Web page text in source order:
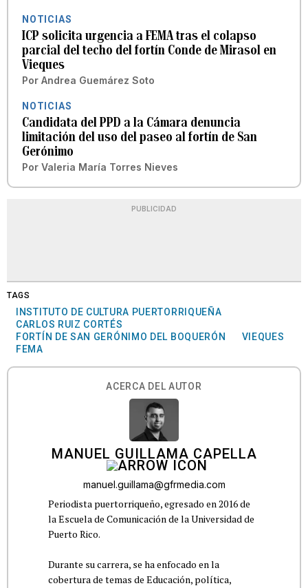
NOTICIAS
ICP solicita urgencia a FEMA tras el colapso
parcial del techo del fortín Conde de Mirasol en
Vieques
Por Andrea Guemárez Soto
NOTICIAS
Candidata del PPD a la Cámara denuncia
limitación del uso del paseo al fortín de San
Gerónimo
Por Valeria María Torres Nieves
PUBLICIDAD
TAGS
INSTITUTO DE CULTURA PUERTORRIQUEÑA
CARLOS RUIZ CORTÉS
FORTÍN DE SAN GERÓNIMO DEL BOQUERÓN
VIEQUES
FEMA
ACERCA DEL AUTOR
MANUEL GUILLAMA CAPELLA
manuel.guillama@gfrmedia.com
Periodista puertorriqueño, egresado en 2016 de
la Escuela de Comunicación de la Universidad de
Puerto Rico.
Durante su carrera, se ha enfocado en la
cobertura de temas de Educación, política,